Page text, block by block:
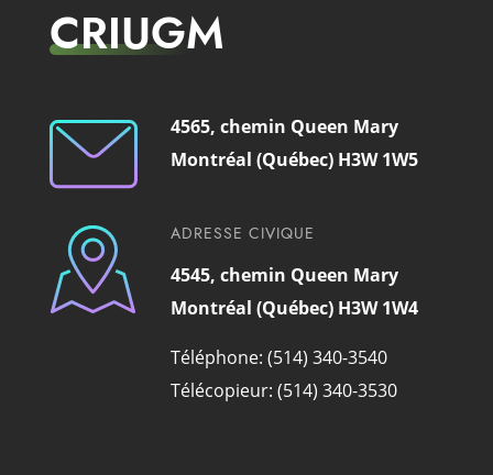
CRIUGM
4565, chemin Queen Mary
Montréal (Québec) H3W 1W5
ADRESSE CIVIQUE
4545, chemin Queen Mary
Montréal (Québec) H3W 1W4
Téléphone: (514) 340-3540
Télécopieur: (514) 340-3530